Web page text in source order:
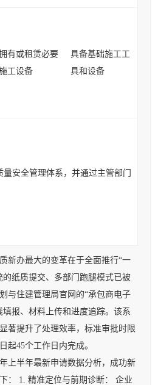
有或租赁必要
工设备
具备基础施工工
具和设备
量安全管理体系，并通过主管部门
办最大的变革在于全面推行“一
纸质提交、多部门跑腿模式已被
与住建管理局官网的“承包商电子
填报、材料上传和进度追踪。该系
著提升了处理效率，标准审批时限
起45个工作日内完成。
半年最新申请数据分析，成功新
： 1. 精准定位与前期诊断： 企业